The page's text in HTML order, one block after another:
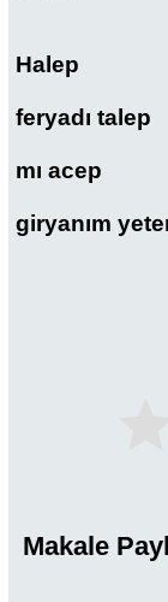
Halep
feryadı talep
mı acep
giryanım
Makale